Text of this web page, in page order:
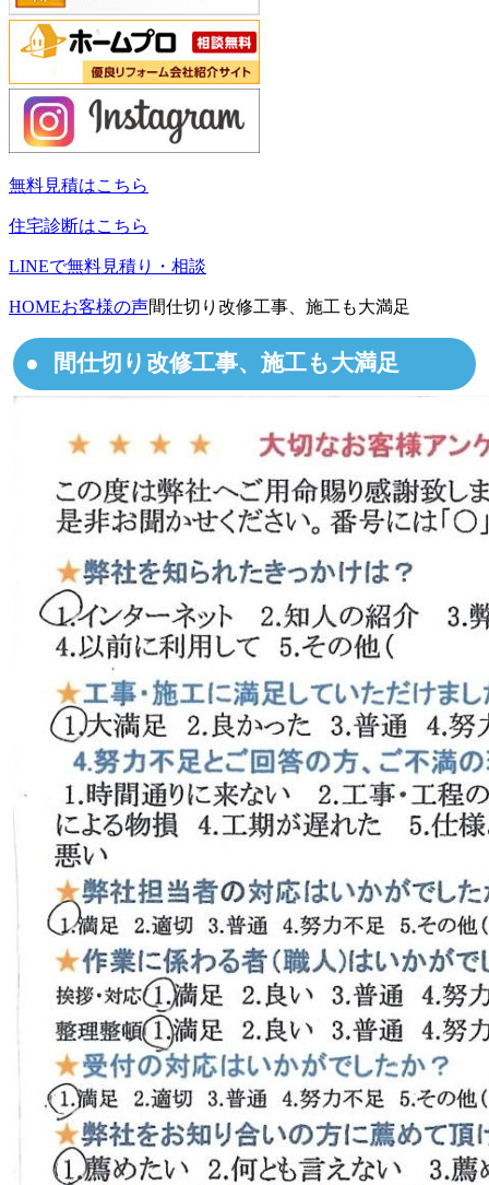
無料見積はこちら
住宅診断はこちら
LINEで無料見積り・相談
HOMEお客様の声間仕切り改修工事、施工も大満足
間仕切り改修工事、施工も大満足